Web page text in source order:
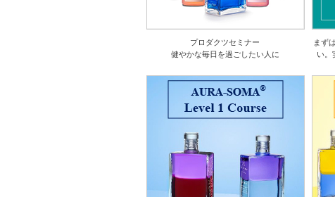
プロダクツセミナー
健やかな毎日を過ごしたい人に
まず
い。